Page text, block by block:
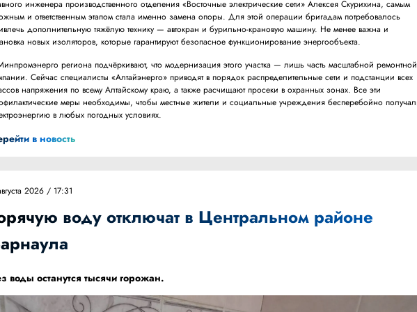
инженера производственного отделения «Восточные электрические сети» Алексея Скурихина, самым
и ответственным этапом стала именно замена опоры. Для этой операции бригадам потребовалось
дополнительную тяжёлую технику — автокран и бурильно-крановую машину. Не менее важна и
новых изоляторов, которые гарантируют безопасное функционирование энергообъекта.
региона подчёркивают, что модернизация этого участка — лишь часть масштабной ремонтной
Сейчас специалисты «Алтайэнерго» приводят в порядок распределительные сети и подстанции всех
напряжения по всему Алтайскому краю, а также расчищают просеки в охранных зонах. Все эти
меры необходимы, чтобы местные жители и социальные учреждения бесперебойно
в любых погодных условиях.
в новость
2026 / 17:31
воду отключат в Центральном районе
воды останутся тысячи горожан.